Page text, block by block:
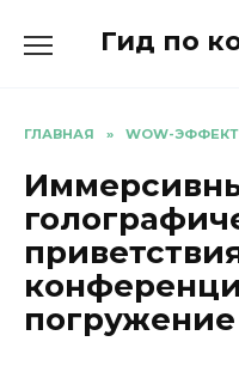
Гид по
ГЛАВНАЯ » WOW-
погружение